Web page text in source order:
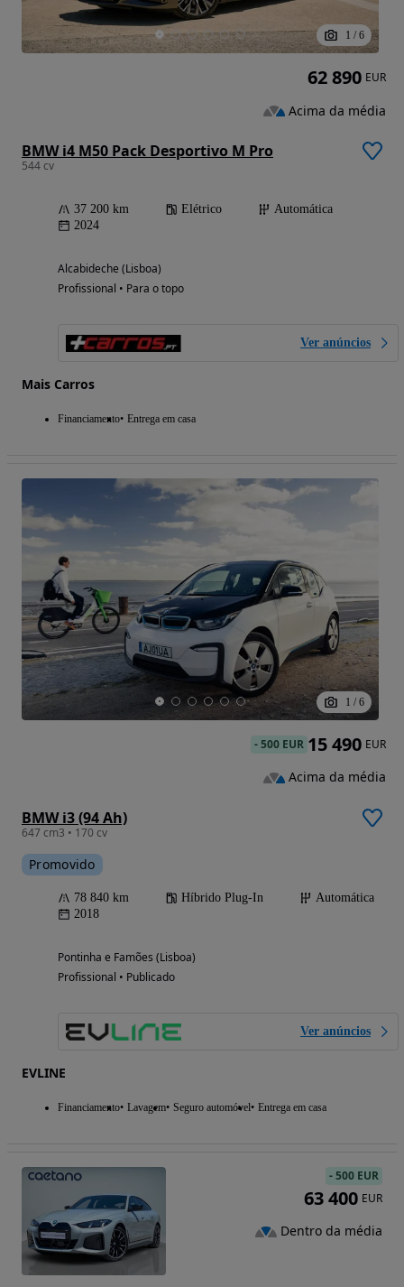
1 / 6
BMW i4 M50 Pack Desportivo M Pro
544 cv
37 200 km Elétrico
Automática
2024
Alcabideche (Lisboa)
Profissional • Para o topo
Ver anúncios
Mais Carros
Financiamento Entrega em casa
62 890 EUR
Acima da média
1 / 6
BMW i3 (94 Ah)
647 cm3 • 170 cv
Promovido
78 840 km Híbrido Plug-In
Automática
2018
Pontinha e Famões (Lisboa)
Profissional • Publicado
Ver anúncios
EVLINE
Financiamento Lavagem Seguro automóvel Entrega em casa
-500 EUR 15 490 EUR
Acima da média
-500 EUR
63 400 EUR
Dentro da média